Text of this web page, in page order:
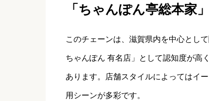
「ちゃんぽん亭総本家
このチェーンは、滋賀県内を中心とし
ちゃんぽん 有名店」として認知度が高
あります。店舗スタイルによってはイ
用シーンが多彩です。